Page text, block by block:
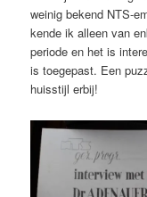
weinig bekend NTS-
kende ik alleen van
periode en het is
is toegepast. Een
huisstijl erbij!